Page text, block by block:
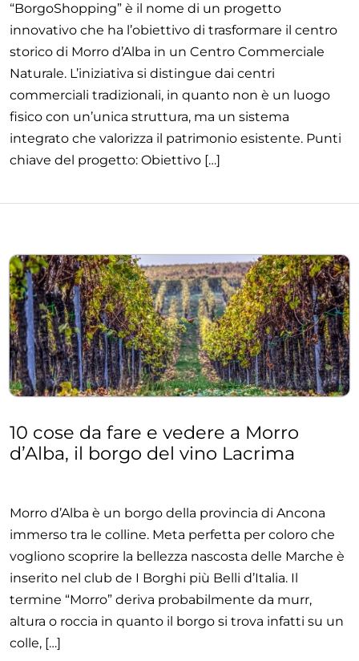
“BorgoShopping” è il nome di un progetto
innovativo che ha l’obiettivo di trasformare il centro
storico di Morro d’Alba in un Centro Commerciale
Naturale. L’iniziativa si distingue dai centri
commerciali tradizionali, in quanto non è un luogo
fisico con un’unica struttura, ma un sistema
integrato che valorizza il patrimonio esistente. Punti
chiave del progetto: Obiettivo […]
10 cose da fare e vedere a Morro
d’Alba, il borgo del vino Lacrima
Morro d’Alba è un borgo della provincia di Ancona
immerso tra le colline. Meta perfetta per coloro che
vogliono scoprire la bellezza nascosta delle Marche è
inserito nel club de I Borghi più Belli d’Italia. Il
termine “Morro” deriva probabilmente da murr,
altura o roccia in quanto il borgo si trova infatti su un
colle, […]